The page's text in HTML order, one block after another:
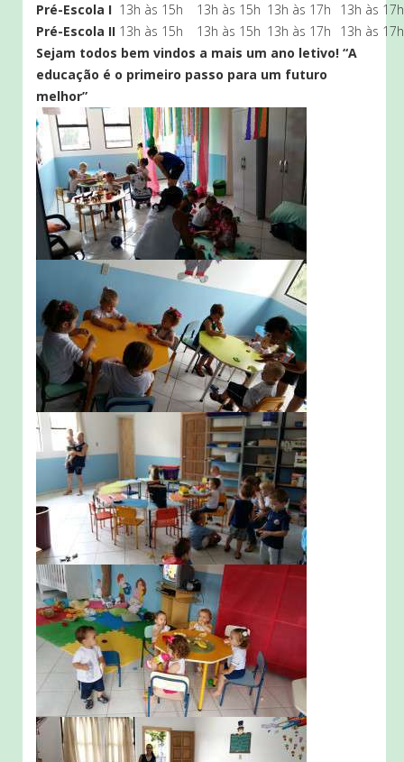
Pré-Escola I 13h às 15h 13h às 15h 13h às 17h
13h às 17h
Pré-Escola II 13h às 15h 13h às 15h 13h às 17h
13h às 17h
Sejam todos bem vindos a mais um ano letivo! “A
educação é o primeiro passo para um futuro
melhor”